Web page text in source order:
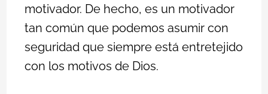
motivador. De hecho, es un motivador
tan común que podemos asumir con
seguridad que siempre está entretejido
con los motivos de Dios.